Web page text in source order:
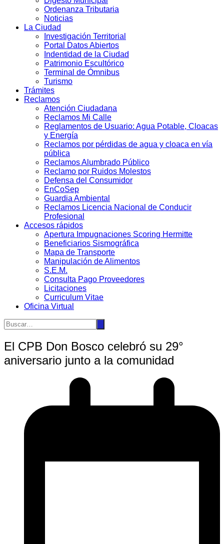
Ordenanza Tributaria
Noticias
La Ciudad
Investigación Territorial
Portal Datos Abiertos
Indentidad de la Ciudad
Patrimonio Escultórico
Terminal de Ómnibus
Turismo
Trámites
Reclamos
Atención Ciudadana
Reclamos Mi Calle
Reglamentos de Usuario: Agua Potable, Cloacas
y Energía
Reclamos por pérdidas de agua y cloaca en vía
pública
Reclamos Alumbrado Público
Reclamo por Ruidos Molestos
Defensa del Consumidor
EnCoSep
Guardia Ambiental
Reclamos Licencia Nacional de Conducir
Profesional
Accesos rápidos
Apertura Impugnaciones Scoring Hermitte
Beneficiarios Sismográfica
Mapa de Transporte
Manipulación de Alimentos
S.E.M.
Consulta Pago Proveedores
Licitaciones
Curriculum Vitae
Oficina Virtual
El CPB Don Bosco celebró su 29°
aniversario junto a la comunidad